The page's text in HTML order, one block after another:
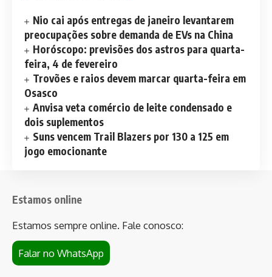
Nio cai após entregas de janeiro levantarem
preocupações sobre demanda de EVs na China
Horóscopo: previsões dos astros para quarta-
feira, 4 de fevereiro
Trovões e raios devem marcar quarta-feira em
Osasco
Anvisa veta comércio de leite condensado e
dois suplementos
Suns vencem Trail Blazers por 130 a 125 em
jogo emocionante
Estamos online
Estamos sempre online. Fale conosco:
Falar no WhatsApp